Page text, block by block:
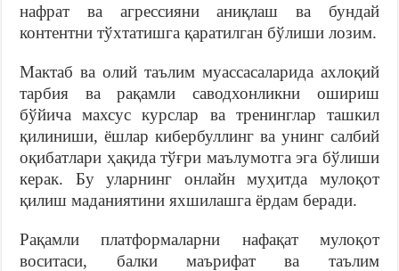
нафрат ва агрессияни аниқлаш ва бундай
контентни тўхтатишга қаратилган бўлиши лозим.
Мактаб ва олий таълим муассасаларида ахлоқий
тарбия ва рақамли саводхонликни ошириш
бўйича махсус курслар ва тренинглар ташкил
қилиниши, ёшлар кибербуллинг ва унинг салбий
оқибатлари ҳақида тўғри маълумотга эга бўлиши
керак. Бу уларнинг онлайн муҳитда мулоқот
қилиш маданиятини яхшилашга ёрдам беради.
Рақамли платформаларни нафақат мулоқот
воситаси, балки маърифат ва таълим